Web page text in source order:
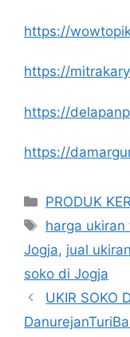
https://
https://
https://
https://
Kategori
PRODUK
Tag
harga
Jogja, jual
soko di Jogja
UKIR SOKO